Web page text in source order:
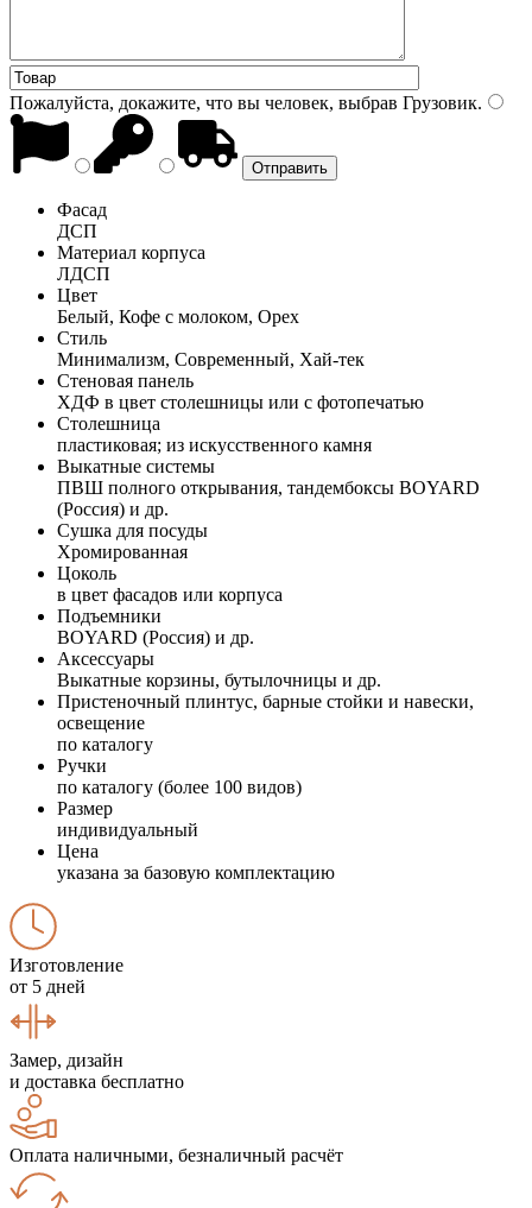
Пожалуйста, докажите, что вы человек, выбрав Грузовик.
Фасад
ДСП
Материал корпуса
ЛДСП
Цвет
Белый, Кофе с молоком, Орех
Стиль
Минимализм, Современный, Хай-тек
Стеновая панель
ХДФ в цвет столешницы или с фотопечатью
Столешница
пластиковая; из искусственного камня
Выкатные системы
ПВШ полного открывания, тандембоксы BOYARD
(Россия) и др.
Сушка для посуды
Хромированная
Цоколь
в цвет фасадов или корпуса
Подъемники
BOYARD (Россия) и др.
Аксессуары
Выкатные корзины, бутылочницы и др.
Пристеночный плинтус, барные стойки и навески,
освещение
по каталогу
Ручки
по каталогу (более 100 видов)
Размер
индивидуальный
Цена
указана за базовую комплектацию
Изготовление
от 5 дней
Замер, дизайн
и доставка бесплатно
Оплата наличными, безналичный расчёт